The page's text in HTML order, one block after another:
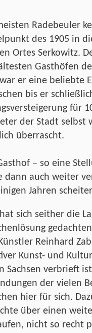
Radebeuler
des 1905 in
Ortes Serkowitz.
Gasthöfen
war er eine beliebte
bis er
für
der Stadt selbst
überrascht.
– so eine
dann auch weiter
Jahren
sich seither die
Reinhard
Kunst- und
Sachsen verbrieft
der vielen
hier für sich.
über einen
nicht so recht